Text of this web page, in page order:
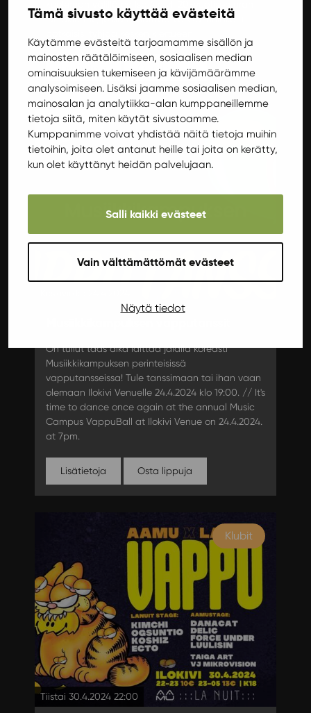
Tämä sivusto käyttää evästeitä
Käytämme evästeitä tarjoamamme sisällön ja
mainosten räätälöimiseen, sosiaalisen median
ominaisuuksien tukemiseen ja kävijämäärämme
analysoimiseen. Lisäksi jaamme sosiaalisen median,
mainosalan ja analytiikka-alan kumppaneillemme
tietoja siitä, miten käytät sivustoamme.
Kumppanimme voivat yhdistää näitä tietoja muihin
tietoihin, joita olet antanut heille tai joita on kerätty,
kun olet käyttänyt heidän palvelujaan.
Salli kaikki evästeet
Vain välttämättömät evästeet
Näytä tiedot
juhlakiertue, jossa ei haittaa vaikka juhlakalu
Lisätietoja Osta lippuja
Keikat
On tullut taas aika laittaa jalalla koreasti
Musiikkikampuksen perinteisissä
vapputansseissa! Tule tanssimaan tai ihan vaan
olemaan Ilokivi Venuelle 24.4.2024 klo 19:00. // It's
time to dance once again at the annual Music
Campus VappuBall at Ilokivi Venue on 24.4.2024.
at 7pm.
Lisätietoja Osta lippuja
Klubit
Tiistai 30.4.2024 22:00